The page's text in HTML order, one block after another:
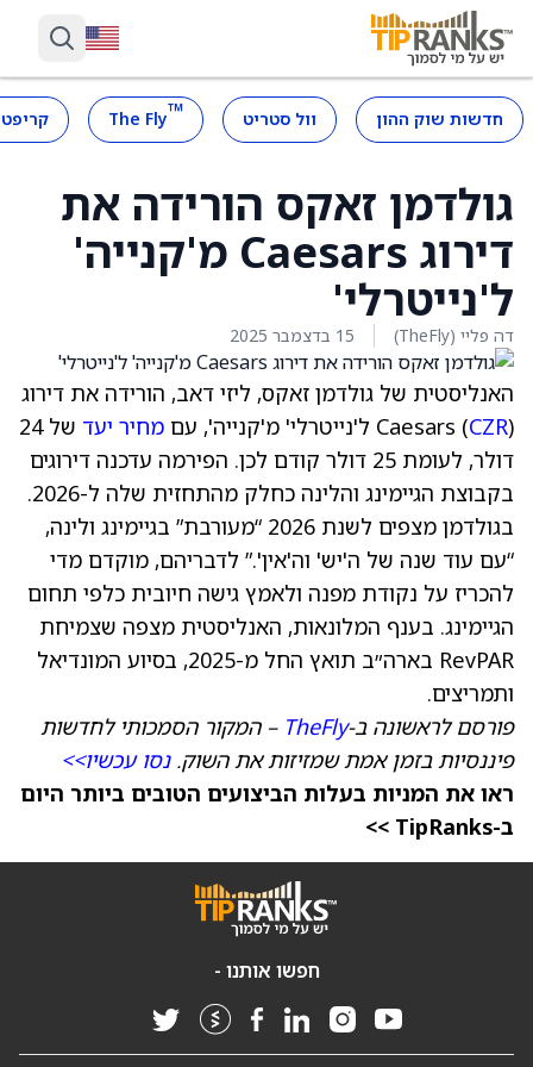
חדשות שוק ההון וול סטריט ™
The Fly
גולדמן זאקס הורידה את
דירוג Caesars מ'קנייה'
ל'נייטרלי'
דה פליי (TheFly) 15 בדצמבר 2025
האנליסטית של גולדמן זאקס, ליזי דאב, הורידה את דירוג
Caesars (CZR) ל'נייטרלי' מ'קנייה', עם מחיר יעד
של 24
דולר, לעומת 25 דולר קודם לכן. הפירמה עדכנה דירוגים
בקבוצת הגיימינג והלינה כחלק מהתחזית שלה ל-2026.
בגולדמן מצפים לשנת 2026 “מעורבת” בגיימינג ולינה,
“עם עוד שנה של ה'יש' וה'אין'.” לדבריהם, מוקדם מדי
להכריז על נקודת מפנה ולאמץ גישה חיובית כלפי תחום
הגיימינג. בענף המלונאות, האנליסטית מצפה שצמיחת
RevPAR בארה״ב תואץ החל מ-2025, בסיוע המונדיאל
ותמריצים.
פורסם לראשונה ב-TheFly – המקור הסמכותי לחדשות
פיננסיות בזמן אמת שמזיזות את השוק.נסו עכשיו>>
ראו את המניות בעלות הביצועים הטובים ביותר היום
ב-TipRanks >>
חפשו אותנו -